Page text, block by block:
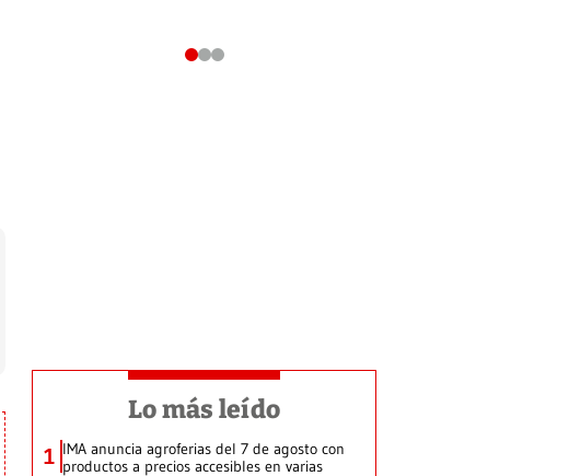
Lo más leído
1 IMA anuncia agroferias del 7 de agosto con
productos a precios accesibles en varias